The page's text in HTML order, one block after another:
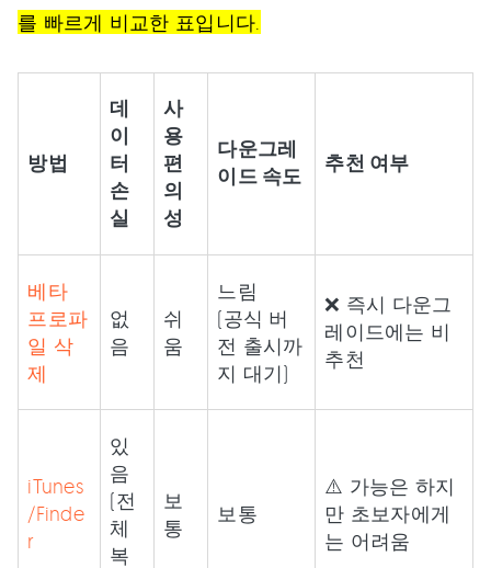
를 빠르게 비교한 표입니다.
방법
데
이
터
손
실
사
용
편
의
성
다운그레
이드 속도
추천 여부
베타
프로파
일 삭
제
없
음
쉬
움
느림
(공식 버
전 출시까
지 대기)
❌ 즉시 다운그
레이드에는 비
추천
iTunes
/Finde
r
있
음
(전
체
복
보
통
보통
⚠️ 가능은 하지
만 초보자에게
는 어려움